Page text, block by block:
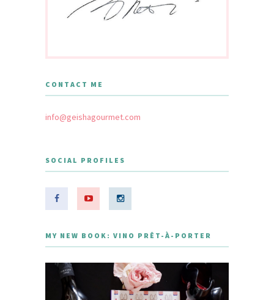
CONTACT ME
info@geishagourmet.com
SOCIAL PROFILES
MY NEW BOOK: VINO PRÊT-À-PORTER